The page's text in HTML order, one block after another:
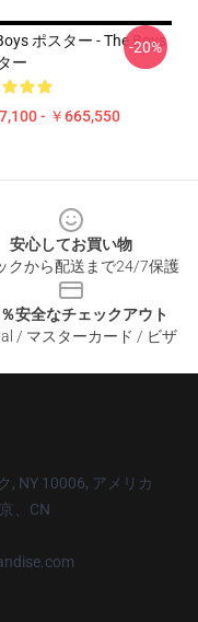
ポスター - The Boys
ー
- ￥665,550
-20%
安心してお買い物
クから配送まで24/7保護
安全なチェックアウト
/ マスターカード / ビザ
, NY 10006, アメリカ
、CN